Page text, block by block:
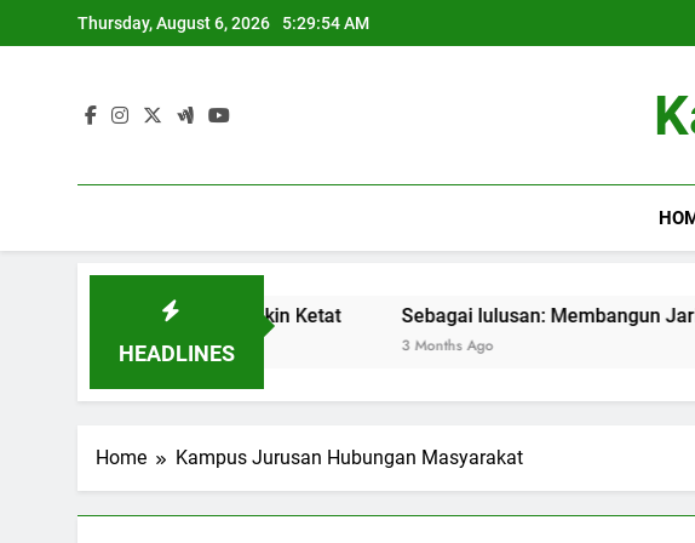
to
Thursday, August 6, 2026 5:29:54 AM
HEADLINES
Kerja yang Semakin Ketat Sebagai lulusan: Membangun Jaringan
3 Months Ago
Home Kampus Jurusan Hubungan Masyarakat